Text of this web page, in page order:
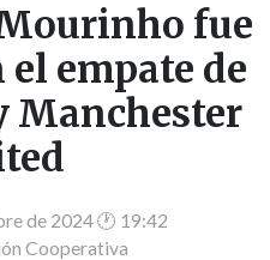
fue
empate de
Manchester
de 2024 🕐 19:42
Cooperativa